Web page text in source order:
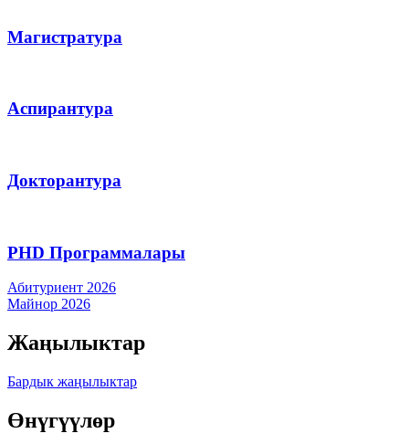
Магистратура
Аспирантура
Докторантура
PHD Программалары
Абитуриент 2026
Майнор 2026
Жаңылыктар
Бардык жаңылыктар
Өнүгүүлөр